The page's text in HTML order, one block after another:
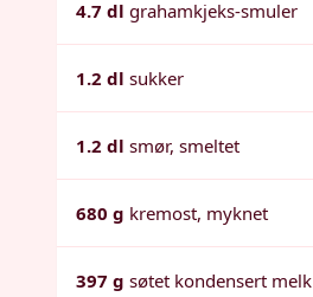
4.7 dl grahamkjeks-smuler
1.2 dl sukker
1.2 dl smør, smeltet
680 g kremost, myknet
397 g søtet kondensert melk